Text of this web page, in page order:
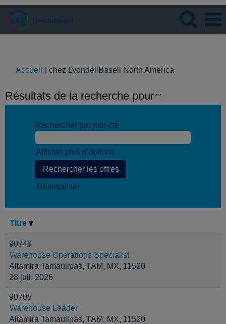
Accueil chez LyondellBasell North America
Résultats de la recherche pour "".
Rechercher par mot-clé
Afficher plus d’options
Réinitialiser
Titre
90749
Warehouse Operations Specialist
Altamira Tamaulipas, TAM, MX, 11520
28 juil. 2026
90705
Warehouse Leader
Altamira Tamaulipas, TAM, MX, 11520